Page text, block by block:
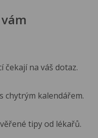
čekají na váš dotaz.
chytrým kalendářem.
tipy od lékařů.